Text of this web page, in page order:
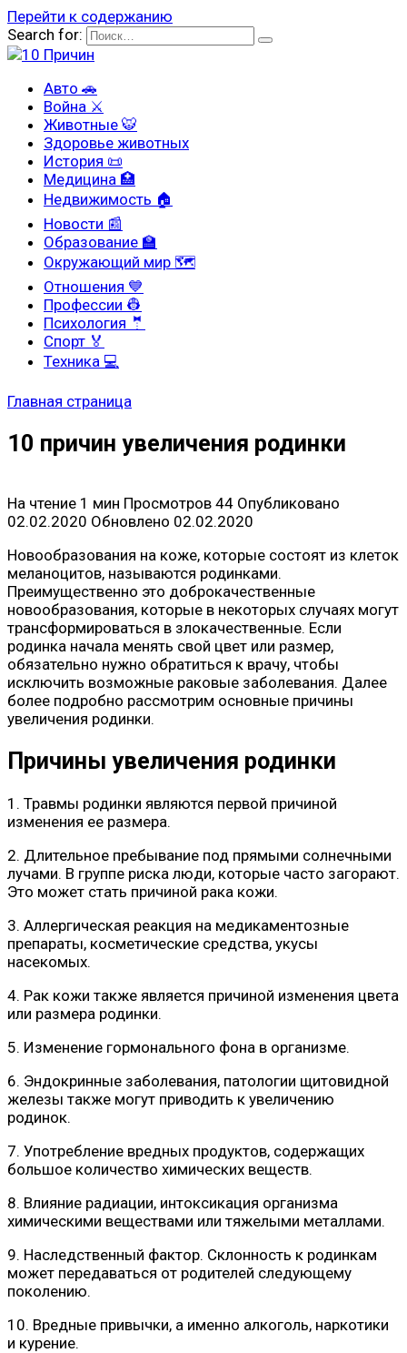
Перейти к содержанию
Search for:
Авто 🚗
Война ⚔
Животные 🐯
Здоровье животных
История 📜
Медицина 🏥
Недвижимость 🏠
Новости 📰
Образование 🏫
Окружающий мир 🗺
Отношения 💙
Профессии 👷
Психология 🤵
Спорт 🏅
Техника 💻
Главная страница
10 причин увеличения родинки
На чтение 1 мин Просмотров 44 Опубликовано
02.02.2020 Обновлено 02.02.2020
Новообразования на коже, которые состоят из клеток
меланоцитов, называются родинками.
Преимущественно это доброкачественные
новообразования, которые в некоторых случаях могут
трансформироваться в злокачественные. Если
родинка начала менять свой цвет или размер,
обязательно нужно обратиться к врачу, чтобы
исключить возможные раковые заболевания. Далее
более подробно рассмотрим основные причины
увеличения родинки.
Причины увеличения родинки
1. Травмы родинки являются первой причиной
изменения ее размера.
2. Длительное пребывание под прямыми солнечными
лучами. В группе риска люди, которые часто загорают.
Это может стать причиной рака кожи.
3. Аллергическая реакция на медикаментозные
препараты, косметические средства, укусы
насекомых.
4. Рак кожи также является причиной изменения цвета
или размера родинки.
5. Изменение гормонального фона в организме.
6. Эндокринные заболевания, патологии щитовидной
железы также могут приводить к увеличению
родинок.
7. Употребление вредных продуктов, содержащих
большое количество химических веществ.
8. Влияние радиации, интоксикация организма
химическими веществами или тяжелыми металлами.
9. Наследственный фактор. Склонность к родинкам
может передаваться от родителей следующему
поколению.
10. Вредные привычки, а именно алкоголь, наркотики
и курение.